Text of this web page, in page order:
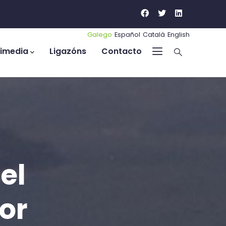
Galego Español Català English
Ligazóns Contacto